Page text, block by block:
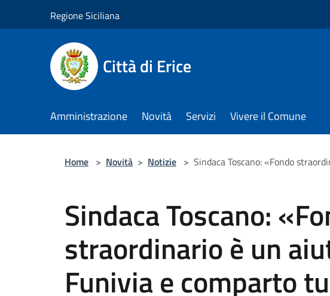
Regione Siciliana
Città di Erice
Amministrazione Novità Servizi Vivere il Comune
Home > Novità > Notizie > Sindaca Toscano: «Fondo
Sindaca Toscano:
straordinario è un
Funivia e comparto